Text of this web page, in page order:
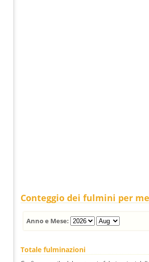
Conteggio dei fulmini per
Anno e Mese:
Totale fulminazioni